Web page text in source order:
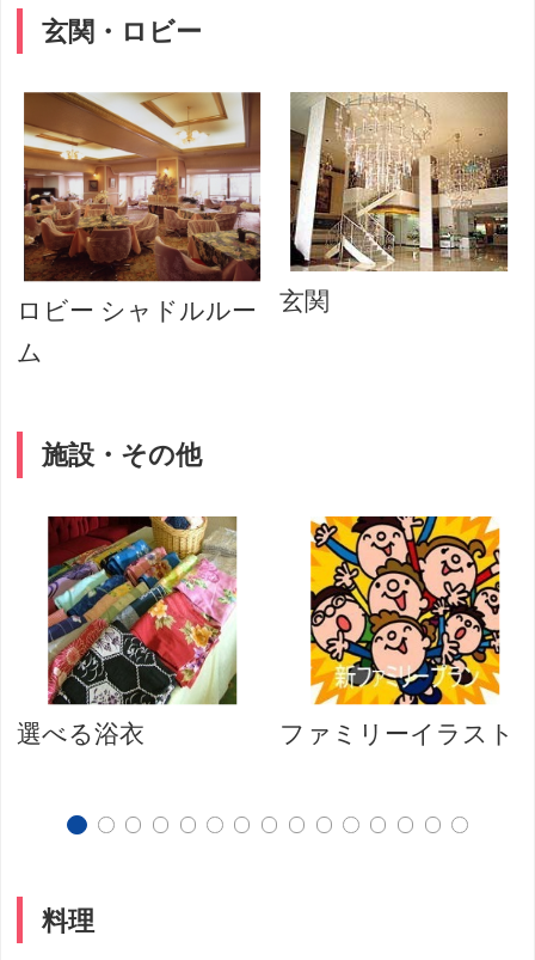
玄関・ロビー
ロビー シャドルルー
ム
玄関
施設・その他
選べる浴衣 ファミリーイラスト
料理